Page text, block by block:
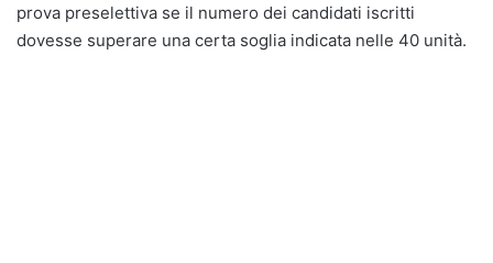
prova preselettiva se il numero dei candidati iscritti
dovesse superare una certa soglia indicata nelle 40 unità.